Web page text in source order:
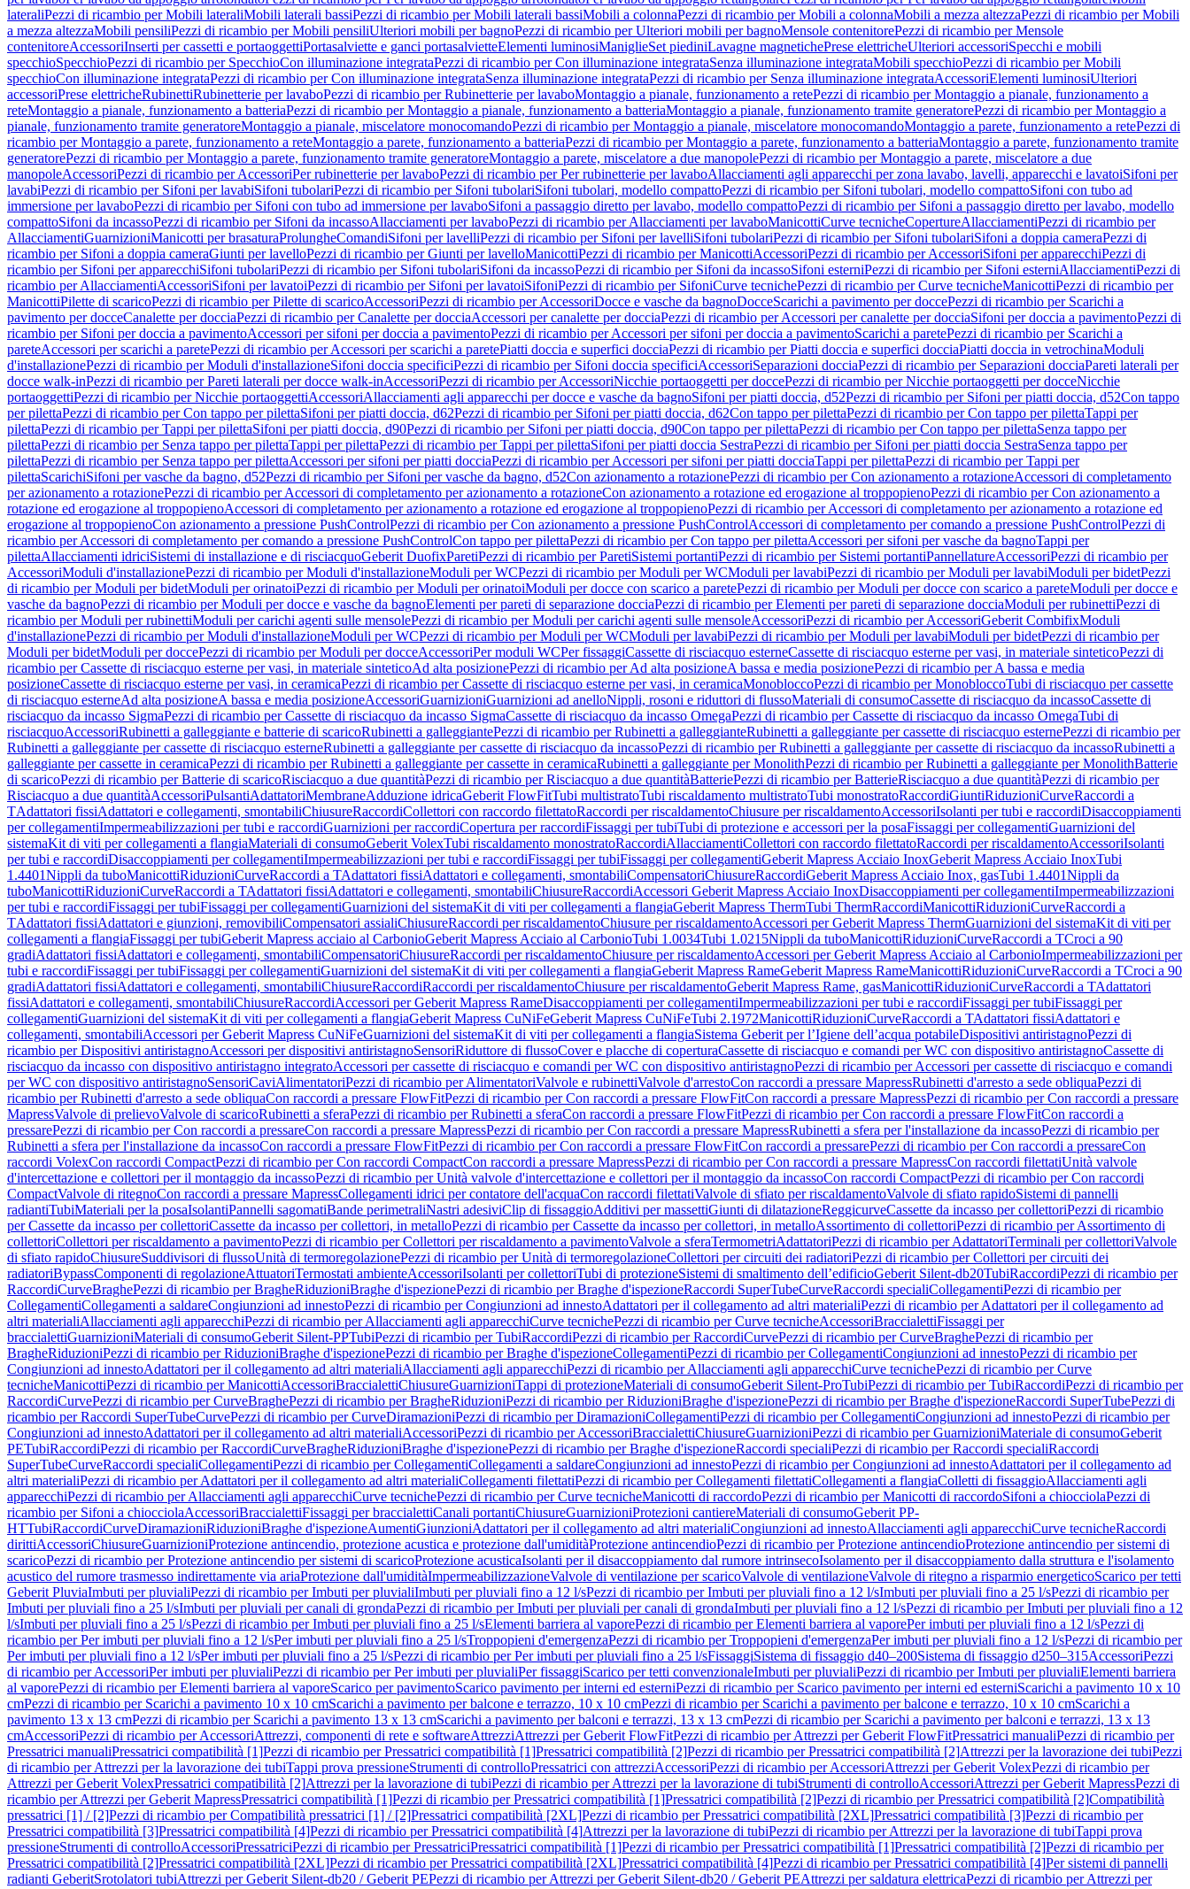
lateraliPezzi di ricambio per Mobili lateraliMobili laterali bassiPezzi di ricambio per Mobili laterali bassiMobili a colonnaPezzi di ricambio per Mobili a colonnaMobili a mezza altezzaPezzi di ricambio per Mobili
a mezza altezzaMobili pensiliPezzi di ricambio per Mobili pensiliUlteriori mobili per bagnoPezzi di ricambio per Ulteriori mobili per bagnoMensole contenitorePezzi di ricambio per Mensole
contenitoreAccessoriInserti per cassetti e portaoggettiPortasalviette e ganci portasalvietteElementi luminosiManiglieSet piediniLavagne magnetichePrese elettricheUlteriori accessoriSpecchi e mobili
specchioSpecchioPezzi di ricambio per SpecchioCon illuminazione integrataPezzi di ricambio per Con illuminazione integrataSenza illuminazione integrataMobili specchioPezzi di ricambio per Mobili
specchioCon illuminazione integrataPezzi di ricambio per Con illuminazione integrataSenza illuminazione integrataPezzi di ricambio per Senza illuminazione integrataAccessoriElementi luminosiUlteriori
accessoriPrese elettricheRubinettiRubinetterie per lavaboPezzi di ricambio per Rubinetterie per lavaboMontaggio a pianale, funzionamento a retePezzi di ricambio per Montaggio a pianale, funzionamento a
reteMontaggio a pianale, funzionamento a batteriaPezzi di ricambio per Montaggio a pianale, funzionamento a batteriaMontaggio a pianale, funzionamento tramite generatorePezzi di ricambio per Montaggio a
pianale, funzionamento tramite generatoreMontaggio a pianale, miscelatore monocomandoPezzi di ricambio per Montaggio a pianale, miscelatore monocomandoMontaggio a parete, funzionamento a retePezzi di
ricambio per Montaggio a parete, funzionamento a reteMontaggio a parete, funzionamento a batteriaPezzi di ricambio per Montaggio a parete, funzionamento a batteriaMontaggio a parete, funzionamento tramite
generatorePezzi di ricambio per Montaggio a parete, funzionamento tramite generatoreMontaggio a parete, miscelatore a due manopolePezzi di ricambio per Montaggio a parete, miscelatore a due
manopoleAccessoriPezzi di ricambio per AccessoriPer rubinetterie per lavaboPezzi di ricambio per Per rubinetterie per lavaboAllacciamenti agli apparecchi per zona lavabo, lavelli, apparecchi e lavatoiSifoni per
lavabiPezzi di ricambio per Sifoni per lavabiSifoni tubolariPezzi di ricambio per Sifoni tubolariSifoni tubolari, modello compattoPezzi di ricambio per Sifoni tubolari, modello compattoSifoni con tubo ad
immersione per lavaboPezzi di ricambio per Sifoni con tubo ad immersione per lavaboSifoni a passaggio diretto per lavabo, modello compattoPezzi di ricambio per Sifoni a passaggio diretto per lavabo, modello
compattoSifoni da incassoPezzi di ricambio per Sifoni da incassoAllacciamenti per lavaboPezzi di ricambio per Allacciamenti per lavaboManicottiCurve tecnicheCopertureAllacciamentiPezzi di ricambio per
AllacciamentiGuarnizioniManicotti per brasaturaProlungheComandiSifoni per lavelliPezzi di ricambio per Sifoni per lavelliSifoni tubolariPezzi di ricambio per Sifoni tubolariSifoni a doppia cameraPezzi di
ricambio per Sifoni a doppia cameraGiunti per lavelloPezzi di ricambio per Giunti per lavelloManicottiPezzi di ricambio per ManicottiAccessoriPezzi di ricambio per AccessoriSifoni per apparecchiPezzi di
ricambio per Sifoni per apparecchiSifoni tubolariPezzi di ricambio per Sifoni tubolariSifoni da incassoPezzi di ricambio per Sifoni da incassoSifoni esterniPezzi di ricambio per Sifoni esterniAllacciamentiPezzi di
ricambio per AllacciamentiAccessoriSifoni per lavatoiPezzi di ricambio per Sifoni per lavatoiSifoniPezzi di ricambio per SifoniCurve tecnichePezzi di ricambio per Curve tecnicheManicottiPezzi di ricambio per
ManicottiPilette di scaricoPezzi di ricambio per Pilette di scaricoAccessoriPezzi di ricambio per AccessoriDocce e vasche da bagnoDocceScarichi a pavimento per doccePezzi di ricambio per Scarichi a
pavimento per docceCanalette per docciaPezzi di ricambio per Canalette per docciaAccessori per canalette per docciaPezzi di ricambio per Accessori per canalette per docciaSifoni per doccia a pavimentoPezzi di
ricambio per Sifoni per doccia a pavimentoAccessori per sifoni per doccia a pavimentoPezzi di ricambio per Accessori per sifoni per doccia a pavimentoScarichi a paretePezzi di ricambio per Scarichi a
pareteAccessori per scarichi a paretePezzi di ricambio per Accessori per scarichi a paretePiatti doccia e superfici docciaPezzi di ricambio per Piatti doccia e superfici docciaPiatti doccia in vetrochinaModuli
d'installazionePezzi di ricambio per Moduli d'installazioneSifoni doccia specificiPezzi di ricambio per Sifoni doccia specificiAccessoriSeparazioni docciaPezzi di ricambio per Separazioni docciaPareti laterali per
docce walk-inPezzi di ricambio per Pareti laterali per docce walk-inAccessoriPezzi di ricambio per AccessoriNicchie portaoggetti per doccePezzi di ricambio per Nicchie portaoggetti per docceNicchie
portaoggettiPezzi di ricambio per Nicchie portaoggettiAccessoriAllacciamenti agli apparecchi per docce e vasche da bagnoSifoni per piatti doccia, d52Pezzi di ricambio per Sifoni per piatti doccia, d52Con tappo
per pilettaPezzi di ricambio per Con tappo per pilettaSifoni per piatti doccia, d62Pezzi di ricambio per Sifoni per piatti doccia, d62Con tappo per pilettaPezzi di ricambio per Con tappo per pilettaTappi per
pilettaPezzi di ricambio per Tappi per pilettaSifoni per piatti doccia, d90Pezzi di ricambio per Sifoni per piatti doccia, d90Con tappo per pilettaPezzi di ricambio per Con tappo per pilettaSenza tappo per
pilettaPezzi di ricambio per Senza tappo per pilettaTappi per pilettaPezzi di ricambio per Tappi per pilettaSifoni per piatti doccia SestraPezzi di ricambio per Sifoni per piatti doccia SestraSenza tappo per
pilettaPezzi di ricambio per Senza tappo per pilettaAccessori per sifoni per piatti docciaPezzi di ricambio per Accessori per sifoni per piatti docciaTappi per pilettaPezzi di ricambio per Tappi per
pilettaScarichiSifoni per vasche da bagno, d52Pezzi di ricambio per Sifoni per vasche da bagno, d52Con azionamento a rotazionePezzi di ricambio per Con azionamento a rotazioneAccessori di completamento
per azionamento a rotazionePezzi di ricambio per Accessori di completamento per azionamento a rotazioneCon azionamento a rotazione ed erogazione al troppopienoPezzi di ricambio per Con azionamento a
rotazione ed erogazione al troppopienoAccessori di completamento per azionamento a rotazione ed erogazione al troppopienoPezzi di ricambio per Accessori di completamento per azionamento a rotazione ed
erogazione al troppopienoCon azionamento a pressione PushControlPezzi di ricambio per Con azionamento a pressione PushControlAccessori di completamento per comando a pressione PushControlPezzi di
ricambio per Accessori di completamento per comando a pressione PushControlCon tappo per pilettaPezzi di ricambio per Con tappo per pilettaAccessori per sifoni per vasche da bagnoTappi per
pilettaAllacciamenti idriciSistemi di installazione e di risciacquoGeberit DuofixParetiPezzi di ricambio per ParetiSistemi portantiPezzi di ricambio per Sistemi portantiPannellatureAccessoriPezzi di ricambio per
AccessoriModuli d'installazionePezzi di ricambio per Moduli d'installazioneModuli per WCPezzi di ricambio per Moduli per WCModuli per lavabiPezzi di ricambio per Moduli per lavabiModuli per bidetPezzi
di ricambio per Moduli per bidetModuli per orinatoiPezzi di ricambio per Moduli per orinatoiModuli per docce con scarico a paretePezzi di ricambio per Moduli per docce con scarico a pareteModuli per docce e
vasche da bagnoPezzi di ricambio per Moduli per docce e vasche da bagnoElementi per pareti di separazione docciaPezzi di ricambio per Elementi per pareti di separazione docciaModuli per rubinettiPezzi di
ricambio per Moduli per rubinettiModuli per carichi agenti sulle mensolePezzi di ricambio per Moduli per carichi agenti sulle mensoleAccessoriPezzi di ricambio per AccessoriGeberit CombifixModuli
d'installazionePezzi di ricambio per Moduli d'installazioneModuli per WCPezzi di ricambio per Moduli per WCModuli per lavabiPezzi di ricambio per Moduli per lavabiModuli per bidetPezzi di ricambio per
Moduli per bidetModuli per doccePezzi di ricambio per Moduli per docceAccessoriPer moduli WCPer fissaggiCassette di risciacquo esterneCassette di risciacquo esterne per vasi, in materiale sinteticoPezzi di
ricambio per Cassette di risciacquo esterne per vasi, in materiale sinteticoAd alta posizionePezzi di ricambio per Ad alta posizioneA bassa e media posizionePezzi di ricambio per A bassa e media
posizioneCassette di risciacquo esterne per vasi, in ceramicaPezzi di ricambio per Cassette di risciacquo esterne per vasi, in ceramicaMonobloccoPezzi di ricambio per MonobloccoTubi di risciacquo per cassette
di risciacquo esterneAd alta posizioneA bassa e media posizioneAccessoriGuarnizioniGuarnizioni ad anelloNippli, rosoni e riduttori di flussoMateriali di consumoCassette di risciacquo da incassoCassette di
risciacquo da incasso SigmaPezzi di ricambio per Cassette di risciacquo da incasso SigmaCassette di risciacquo da incasso OmegaPezzi di ricambio per Cassette di risciacquo da incasso OmegaTubi di
risciacquoAccessoriRubinetti a galleggiante e batterie di scaricoRubinetti a galleggiantePezzi di ricambio per Rubinetti a galleggianteRubinetti a galleggiante per cassette di risciacquo esternePezzi di ricambio per
Rubinetti a galleggiante per cassette di risciacquo esterneRubinetti a galleggiante per cassette di risciacquo da incassoPezzi di ricambio per Rubinetti a galleggiante per cassette di risciacquo da incassoRubinetti a
galleggiante per cassette in ceramicaPezzi di ricambio per Rubinetti a galleggiante per cassette in ceramicaRubinetti a galleggiante per MonolithPezzi di ricambio per Rubinetti a galleggiante per MonolithBatterie
di scaricoPezzi di ricambio per Batterie di scaricoRisciacquo a due quantitàPezzi di ricambio per Risciacquo a due quantitàBatteriePezzi di ricambio per BatterieRisciacquo a due quantitàPezzi di ricambio per
Risciacquo a due quantitàAccessoriPulsantiAdattatoriMembraneAdduzione idricaGeberit FlowFitTubi multistratoTubi riscaldamento multistratoTubi monostratoRaccordiGiuntiRiduzioniCurveRaccordi a
TAdattatori fissiAdattatori e collegamenti, smontabiliChiusureRaccordiCollettori con raccordo filettatoRaccordi per riscaldamentoChiusure per riscaldamentoAccessoriIsolanti per tubi e raccordiDisaccoppiamenti
per collegamentiImpermeabilizzazioni per tubi e raccordiGuarnizioni per raccordiCopertura per raccordiFissaggi per tubiTubi di protezione e accessori per la posaFissaggi per collegamentiGuarnizioni del
sistemaKit di viti per collegamenti a flangiaMateriali di consumoGeberit VolexTubi riscaldamento monostratoRaccordiAllacciamentiCollettori con raccordo filettatoRaccordi per riscaldamentoAccessoriIsolanti
per tubi e raccordiDisaccoppiamenti per collegamentiImpermeabilizzazioni per tubi e raccordiFissaggi per tubiFissaggi per collegamentiGeberit Mapress Acciaio InoxGeberit Mapress Acciaio InoxTubi
1.4401Nippli da tuboManicottiRiduzioniCurveRaccordi a TAdattatori fissiAdattatori e collegamenti, smontabiliCompensatoriChiusureRaccordiGeberit Mapress Acciaio Inox, gasTubi 1.4401Nippli da
tuboManicottiRiduzioniCurveRaccordi a TAdattatori fissiAdattatori e collegamenti, smontabiliChiusureRaccordiAccessori Geberit Mapress Acciaio InoxDisaccoppiamenti per collegamentiImpermeabilizzazioni
per tubi e raccordiFissaggi per tubiFissaggi per collegamentiGuarnizioni del sistemaKit di viti per collegamenti a flangiaGeberit Mapress ThermTubi ThermRaccordiManicottiRiduzioniCurveRaccordi a
TAdattatori fissiAdattatori e giunzioni, removibiliCompensatori assialiChiusureRaccordi per riscaldamentoChiusure per riscaldamentoAccessori per Geberit Mapress ThermGuarnizioni del sistemaKit di viti per
collegamenti a flangiaFissaggi per tubiGeberit Mapress acciaio al CarbonioGeberit Mapress Acciaio al CarbonioTubi 1.0034Tubi 1.0215Nippli da tuboManicottiRiduzioniCurveRaccordi a TCroci a 90
gradiAdattatori fissiAdattatori e collegamenti, smontabiliCompensatoriChiusureRaccordi per riscaldamentoChiusure per riscaldamentoAccessori per Geberit Mapress Acciaio al CarbonioImpermeabilizzazioni per
tubi e raccordiFissaggi per tubiFissaggi per collegamentiGuarnizioni del sistemaKit di viti per collegamenti a flangiaGeberit Mapress RameGeberit Mapress RameManicottiRiduzioniCurveRaccordi a TCroci a 90
gradiAdattatori fissiAdattatori e collegamenti, smontabiliChiusureRaccordiRaccordi per riscaldamentoChiusure per riscaldamentoGeberit Mapress Rame, gasManicottiRiduzioniCurveRaccordi a TAdattatori
fissiAdattatori e collegamenti, smontabiliChiusureRaccordiAccessori per Geberit Mapress RameDisaccoppiamenti per collegamentiImpermeabilizzazioni per tubi e raccordiFissaggi per tubiFissaggi per
collegamentiGuarnizioni del sistemaKit di viti per collegamenti a flangiaGeberit Mapress CuNiFeGeberit Mapress CuNiFeTubi 2.1972ManicottiRiduzioniCurveRaccordi a TAdattatori fissiAdattatori e
collegamenti, smontabiliAccessori per Geberit Mapress CuNiFeGuarnizioni del sistemaKit di viti per collegamenti a flangiaSistema Geberit per l’Igiene dell’acqua potabileDispositivi antiristagnoPezzi di
ricambio per Dispositivi antiristagnoAccessori per dispositivi antiristagnoSensoriRiduttore di flussoCover e placche di coperturaCassette di risciacquo e comandi per WC con dispositivo antiristagnoCassette di
risciacquo da incasso con dispositivo antiristagno integratoAccessori per cassette di risciacquo e comandi per WC con dispositivo antiristagnoPezzi di ricambio per Accessori per cassette di risciacquo e comandi
per WC con dispositivo antiristagnoSensoriCaviAlimentatoriPezzi di ricambio per AlimentatoriValvole e rubinettiValvole d'arrestoCon raccordi a pressare MapressRubinetti d'arresto a sede obliquaPezzi di
ricambio per Rubinetti d'arresto a sede obliquaCon raccordi a pressare FlowFitPezzi di ricambio per Con raccordi a pressare FlowFitCon raccordi a pressare MapressPezzi di ricambio per Con raccordi a pressare
MapressValvole di prelievoValvole di scaricoRubinetti a sferaPezzi di ricambio per Rubinetti a sferaCon raccordi a pressare FlowFitPezzi di ricambio per Con raccordi a pressare FlowFitCon raccordi a
pressarePezzi di ricambio per Con raccordi a pressareCon raccordi a pressare MapressPezzi di ricambio per Con raccordi a pressare MapressRubinetti a sfera per l'installazione da incassoPezzi di ricambio per
Rubinetti a sfera per l'installazione da incassoCon raccordi a pressare FlowFitPezzi di ricambio per Con raccordi a pressare FlowFitCon raccordi a pressarePezzi di ricambio per Con raccordi a pressareCon
raccordi VolexCon raccordi CompactPezzi di ricambio per Con raccordi CompactCon raccordi a pressare MapressPezzi di ricambio per Con raccordi a pressare MapressCon raccordi filettatiUnità valvole
d'intercettazione e collettori per il montaggio da incassoPezzi di ricambio per Unità valvole d'intercettazione e collettori per il montaggio da incassoCon raccordi CompactPezzi di ricambio per Con raccordi
CompactValvole di ritegnoCon raccordi a pressare MapressCollegamenti idrici per contatore dell'acquaCon raccordi filettatiValvole di sfiato per riscaldamentoValvole di sfiato rapidoSistemi di pannelli
radiantiTubiMateriali per la posaIsolantiPannelli sagomatiBande perimetraliNastri adesiviClip di fissaggioAdditivi per massettiGiunti di dilatazioneReggicurveCassette da incasso per collettoriPezzi di ricambio
per Cassette da incasso per collettoriCassette da incasso per collettori, in metalloPezzi di ricambio per Cassette da incasso per collettori, in metalloAssortimento di collettoriPezzi di ricambio per Assortimento di
collettoriCollettori per riscaldamento a pavimentoPezzi di ricambio per Collettori per riscaldamento a pavimentoValvole a sferaTermometriAdattatoriPezzi di ricambio per AdattatoriTerminali per collettoriValvole
di sfiato rapidoChiusureSuddivisori di flussoUnità di termoregolazionePezzi di ricambio per Unità di termoregolazioneCollettori per circuiti dei radiatoriPezzi di ricambio per Collettori per circuiti dei
radiatoriBypassComponenti di regolazioneAttuatoriTermostati ambienteAccessoriIsolanti per collettoriTubi di protezioneSistemi di smaltimento dell’edificioGeberit Silent-db20TubiRaccordiPezzi di ricambio per
RaccordiCurveBraghePezzi di ricambio per BragheRiduzioniBraghe d'ispezionePezzi di ricambio per Braghe d'ispezioneRaccordi SuperTubeCurveRaccordi specialiCollegamentiPezzi di ricambio per
CollegamentiCollegamenti a saldareCongiunzioni ad innestoPezzi di ricambio per Congiunzioni ad innestoAdattatori per il collegamento ad altri materialiPezzi di ricambio per Adattatori per il collegamento ad
altri materialiAllacciamenti agli apparecchiPezzi di ricambio per Allacciamenti agli apparecchiCurve tecnichePezzi di ricambio per Curve tecnicheAccessoriBraccialettiFissaggi per
braccialettiGuarnizioniMateriali di consumoGeberit Silent-PPTubiPezzi di ricambio per TubiRaccordiPezzi di ricambio per RaccordiCurvePezzi di ricambio per CurveBraghePezzi di ricambio per
BragheRiduzioniPezzi di ricambio per RiduzioniBraghe d'ispezionePezzi di ricambio per Braghe d'ispezioneCollegamentiPezzi di ricambio per CollegamentiCongiunzioni ad innestoPezzi di ricambio per
Congiunzioni ad innestoAdattatori per il collegamento ad altri materialiAllacciamenti agli apparecchiPezzi di ricambio per Allacciamenti agli apparecchiCurve tecnichePezzi di ricambio per Curve
tecnicheManicottiPezzi di ricambio per ManicottiAccessoriBraccialettiChiusureGuarnizioniTappi di protezioneMateriali di consumoGeberit Silent-ProTubiPezzi di ricambio per TubiRaccordiPezzi di ricambio per
RaccordiCurvePezzi di ricambio per CurveBraghePezzi di ricambio per BragheRiduzioniPezzi di ricambio per RiduzioniBraghe d'ispezionePezzi di ricambio per Braghe d'ispezioneRaccordi SuperTubePezzi di
ricambio per Raccordi SuperTubeCurvePezzi di ricambio per CurveDiramazioniPezzi di ricambio per DiramazioniCollegamentiPezzi di ricambio per CollegamentiCongiunzioni ad innestoPezzi di ricambio per
Congiunzioni ad innestoAdattatori per il collegamento ad altri materialiAccessoriPezzi di ricambio per AccessoriBraccialettiChiusureGuarnizioniPezzi di ricambio per GuarnizioniMateriale di consumoGeberit
PETubiRaccordiPezzi di ricambio per RaccordiCurveBragheRiduzioniBraghe d'ispezionePezzi di ricambio per Braghe d'ispezioneRaccordi specialiPezzi di ricambio per Raccordi specialiRaccordi
SuperTubeCurveRaccordi specialiCollegamentiPezzi di ricambio per CollegamentiCollegamenti a saldareCongiunzioni ad innestoPezzi di ricambio per Congiunzioni ad innestoAdattatori per il collegamento ad
altri materialiPezzi di ricambio per Adattatori per il collegamento ad altri materialiCollegamenti filettatiPezzi di ricambio per Collegamenti filettatiCollegamenti a flangiaColletti di fissaggioAllacciamenti agli
apparecchiPezzi di ricambio per Allacciamenti agli apparecchiCurve tecnichePezzi di ricambio per Curve tecnicheManicotti di raccordoPezzi di ricambio per Manicotti di raccordoSifoni a chiocciolaPezzi di
ricambio per Sifoni a chiocciolaAccessoriBraccialettiFissaggi per braccialettiCanali portantiChiusureGuarnizioniProtezioni cantiereMateriali di consumoGeberit PP-
HTTubiRaccordiCurveDiramazioniRiduzioniBraghe d'ispezioneAumentiGiunzioniAdattatori per il collegamento ad altri materialiCongiunzioni ad innestoAllacciamenti agli apparecchiCurve tecnicheRaccordi
dirittiAccessoriChiusureGuarnizioniProtezione antincendio, protezione acustica e protezione dall'umiditàProtezione antincendioPezzi di ricambio per Protezione antincendioProtezione antincendio per sistemi di
scaricoPezzi di ricambio per Protezione antincendio per sistemi di scaricoProtezione acusticaIsolanti per il disaccoppiamento dal rumore intrinsecoIsolamento per il disaccoppiamento dalla struttura e l'isolamento
acustico del rumore trasmesso indirettamente via ariaProtezione dall'umiditàImpermeabilizzazioneValvole di ventilazione per scaricoValvole di ventilazioneValvole di ritegno a risparmio energeticoScarico per tetti
Geberit PluviaImbuti per pluvialiPezzi di ricambio per Imbuti per pluvialiImbuti per pluviali fino a 12 l/sPezzi di ricambio per Imbuti per pluviali fino a 12 l/sImbuti per pluviali fino a 25 l/sPezzi di ricambio per
Imbuti per pluviali fino a 25 l/sImbuti per pluviali per canali di grondaPezzi di ricambio per Imbuti per pluviali per canali di grondaImbuti per pluviali fino a 12 l/sPezzi di ricambio per Imbuti per pluviali fino a 12
l/sImbuti per pluviali fino a 25 l/sPezzi di ricambio per Imbuti per pluviali fino a 25 l/sElementi barriera al vaporePezzi di ricambio per Elementi barriera al vaporePer imbuti per pluviali fino a 12 l/sPezzi di
ricambio per Per imbuti per pluviali fino a 12 l/sPer imbuti per pluviali fino a 25 l/sTroppopieni d'emergenzaPezzi di ricambio per Troppopieni d'emergenzaPer imbuti per pluviali fino a 12 l/sPezzi di ricambio per
Per imbuti per pluviali fino a 12 l/sPer imbuti per pluviali fino a 25 l/sPezzi di ricambio per Per imbuti per pluviali fino a 25 l/sFissaggiSistema di fissaggio d40–200Sistema di fissaggio d250–315AccessoriPezzi
di ricambio per AccessoriPer imbuti per pluvialiPezzi di ricambio per Per imbuti per pluvialiPer fissaggiScarico per tetti convenzionaleImbuti per pluvialiPezzi di ricambio per Imbuti per pluvialiElementi barriera
al vaporePezzi di ricambio per Elementi barriera al vaporeScarico per pavimentoScarico pavimento per interni ed esterniPezzi di ricambio per Scarico pavimento per interni ed esterniScarichi a pavimento 10 x 10
cmPezzi di ricambio per Scarichi a pavimento 10 x 10 cmScarichi a pavimento per balcone e terrazzo, 10 x 10 cmPezzi di ricambio per Scarichi a pavimento per balcone e terrazzo, 10 x 10 cmScarichi a
pavimento 13 x 13 cmPezzi di ricambio per Scarichi a pavimento 13 x 13 cmScarichi a pavimento per balconi e terrazzi, 13 x 13 cmPezzi di ricambio per Scarichi a pavimento per balconi e terrazzi, 13 x 13
cmAccessoriPezzi di ricambio per AccessoriAttrezzi, componenti di rete e softwareAttrezziAttrezzi per Geberit FlowFitPezzi di ricambio per Attrezzi per Geberit FlowFitPressatrici manualiPezzi di ricambio per
Pressatrici manualiPressatrici compatibilità [1]Pezzi di ricambio per Pressatrici compatibilità [1]Pressatrici compatibilità [2]Pezzi di ricambio per Pressatrici compatibilità [2]Attrezzi per la lavorazione dei tubiPezzi
di ricambio per Attrezzi per la lavorazione dei tubiTappi prova pressioneStrumenti di controlloPressatrici con attrezziAccessoriPezzi di ricambio per AccessoriAttrezzi per Geberit VolexPezzi di ricambio per
Attrezzi per Geberit VolexPressatrici compatibilità [2]Attrezzi per la lavorazione di tubiPezzi di ricambio per Attrezzi per la lavorazione di tubiStrumenti di controlloAccessoriAttrezzi per Geberit MapressPezzi di
ricambio per Attrezzi per Geberit MapressPressatrici compatibilità [1]Pezzi di ricambio per Pressatrici compatibilità [1]Pressatrici compatibilità [2]Pezzi di ricambio per Pressatrici compatibilità [2]Compatibilità
pressatrici [1] / [2]Pezzi di ricambio per Compatibilità pressatrici [1] / [2]Pressatrici compatibilità [2XL]Pezzi di ricambio per Pressatrici compatibilità [2XL]Pressatrici compatibilità [3]Pezzi di ricambio per
Pressatrici compatibilità [3]Pressatrici compatibilità [4]Pezzi di ricambio per Pressatrici compatibilità [4]Attrezzi per la lavorazione di tubiPezzi di ricambio per Attrezzi per la lavorazione di tubiTappi prova
pressioneStrumenti di controlloAccessoriPressatriciPezzi di ricambio per PressatriciPressatrici compatibilità [1]Pezzi di ricambio per Pressatrici compatibilità [1]Pressatrici compatibilità [2]Pezzi di ricambio per
Pressatrici compatibilità [2]Pressatrici compatibilità [2XL]Pezzi di ricambio per Pressatrici compatibilità [2XL]Pressatrici compatibilità [4]Pezzi di ricambio per Pressatrici compatibilità [4]Per sistemi di pannelli
radianti GeberitSrotolatori tubiAttrezzi per Geberit Silent-db20 / Geberit PEPezzi di ricambio per Attrezzi per Geberit Silent-db20 / Geberit PEAttrezzi per saldatura elettricaPezzi di ricambio per Attrezzi per